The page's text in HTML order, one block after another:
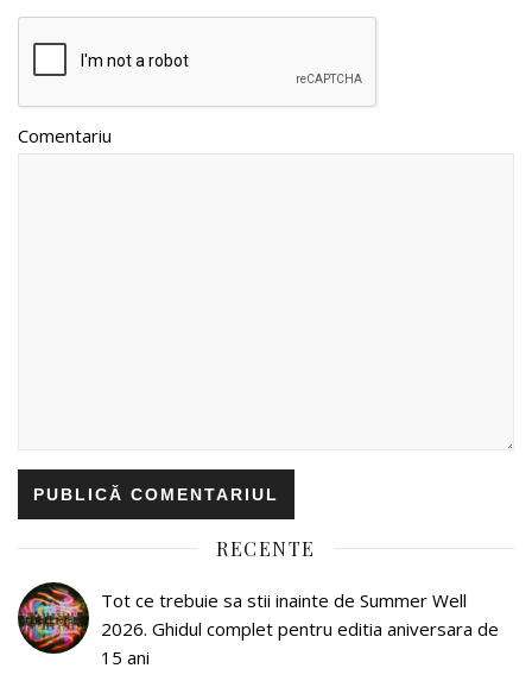
Comentariu
RECENTE
Tot ce trebuie sa stii inainte de Summer Well
2026. Ghidul complet pentru editia aniversara de
15 ani